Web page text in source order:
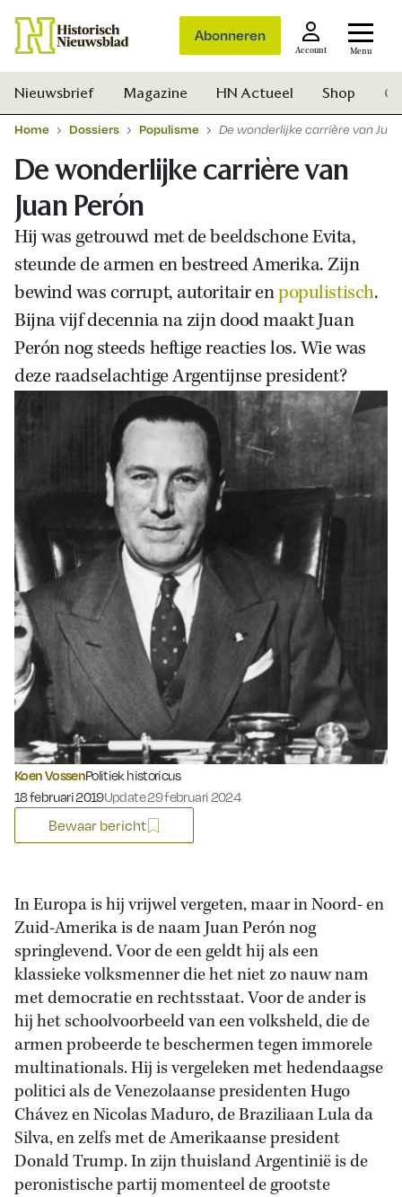
Abonneren
Account Menu
Zoek
Nieuwsbrief Magazine HN Actueel Shop
Home Dossiers Populisme De wonderlijke carrière van
De wonderlijke carrière van
Juan Perón
Hij was getrouwd met de beeldschone Evita,
steunde de armen en bestreed Amerika. Zijn
bewind was corrupt, autoritair enpopulistisch.
Bijna vijf decennia na zijn dood maakt Juan
Perón nog steeds heftige reacties los. Wie was
deze raadselachtige Argentijnse president?
Koen VossenPolitiek historicus
Gepubliceerd op:
18 februari 2019Update 29 februari 2024
Bewaar bericht
In Europa is hij vrijwel vergeten, maar in Noord- en
Zuid-Amerika is de naam Juan Perón nog
springlevend. Voor de een geldt hij als een
klassieke volksmenner die het niet zo nauw nam
met democratie en rechtsstaat. Voor de ander is
hij het schoolvoorbeeld van een volksheld, die de
armen probeerde te beschermen tegen immorele
multinationals. Hij is vergeleken met hedendaagse
politici als de Venezolaanse presidenten Hugo
Chávez en Nicolas Maduro, de Braziliaan Lula da
Silva, en zelfs met de Amerikaanse president
Donald Trump. In zijn thuisland Argentinië is de
peronistische partij momenteel de grootste